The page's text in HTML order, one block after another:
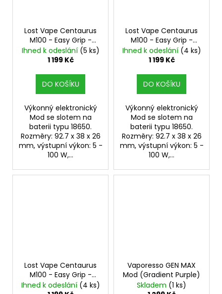
Lost Vape Centaurus
M100 - Easy Grip -
Interstellar100W Mod
Ihned k odeslání (5 ks)
1 199 Kč
DO KOŠÍKU
Výkonný elektronický
Mod se slotem na
baterii typu 18650.
Rozměry: 92.7 x 38 x 26
mm, výstupní výkon: 5 -
100 W,...
Lost Vape Centaurus
M100 - Easy Grip -
Gunmetal Gray 100W
Mod
Ihned k odeslání (4 ks)
1 199 Kč
DO KOŠÍKU
Výkonný elektronický
Mod se slotem na
baterii typu 18650.
Rozměry: 92.7 x 38 x 26
mm, výstupní výkon: 5 -
100 W,...
Lost Vape Centaurus
M100 - Easy Grip -
Midnight Blue100W
Ihned k odeslání (4 ks)
Vaporesso GEN MAX
Mod (Gradient Purple)
Skladem (1 ks)